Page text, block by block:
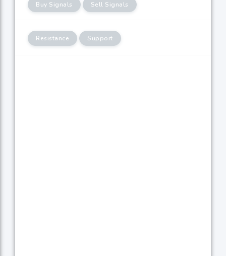
Buy Signals
Sell Signals
Resistance Support